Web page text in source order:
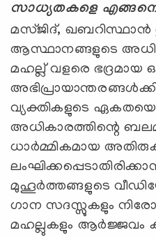
സാധ്യതകളെ എങ്ങനെ
മസ്ജിദ്, ഖബറിസ്ഥാന്‍
ആസ്ഥാനങ്ങളുടെ
മഹല്ല് വളരെ
വ്യക്തികളുടെ
അധികാരത്തിന്റെ
ധാര്‍മ്മികമായ
മുഹൂര്‍ത്തങ്ങളുടെ
ഗാന സദസ്സുകളും
മഹല്ലുകളും ആര്‍ജ്ജവം